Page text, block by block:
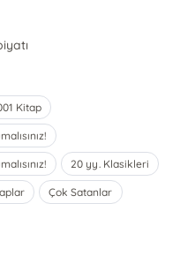
Kitap
20 yy. Klasikleri
Çok Satanlar